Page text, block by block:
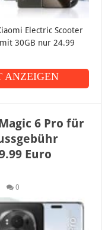
Electric Scooter
30GB nur 24.99
ANZEIGEN
6 Pro für
Euro
0